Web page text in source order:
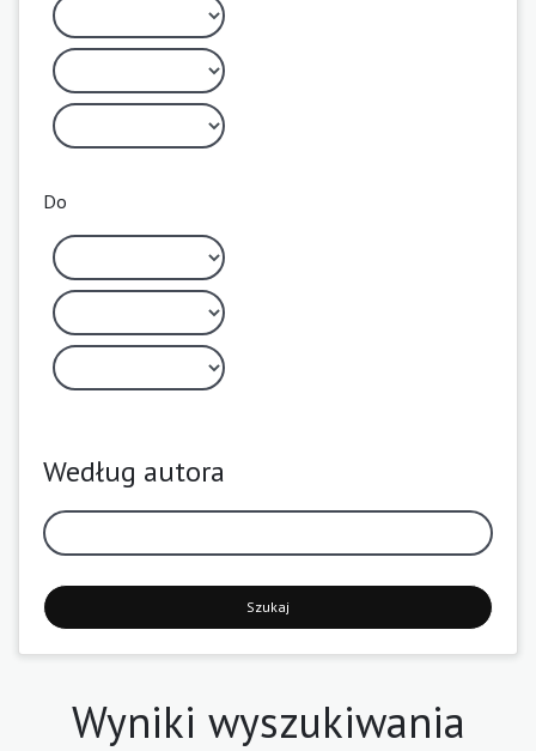
Do
Według autora
Szukaj
Wyniki wyszukiwania